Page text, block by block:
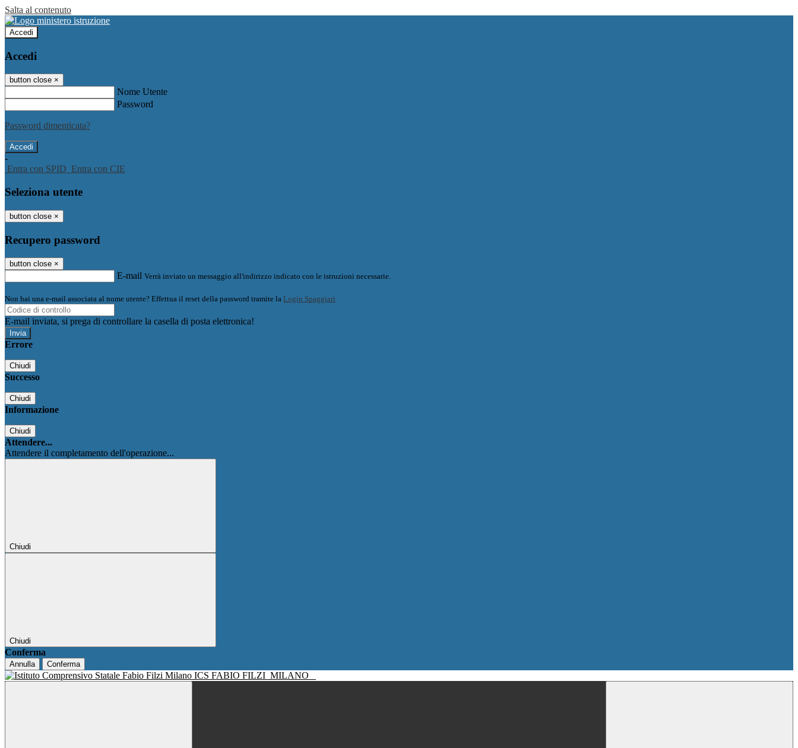
Salta al contenuto
Accedi
Accedi
button close ×
Nome Utente
Password
Password dimenticata?
-
Entra con SPID Entra con CIE
Seleziona utente
button close ×
Recupero password
button close ×
E-mail Verrà inviato un messaggio all'indirizzo indicato con le istruzioni necessarie.
Non hai una e-mail associata al nome utente? Effettua il reset della password tramite la Login Spaggiari
E-mail inviata, si prega di controllare la casella di posta elettronica!
Errore
Chiudi
Successo
Chiudi
Informazione
Chiudi
Attendere...
Attendere il completamento dell'operazione...
Chiudi
Chiudi
Conferma
Annulla Conferma
ICS FABIO FILZI MILANO